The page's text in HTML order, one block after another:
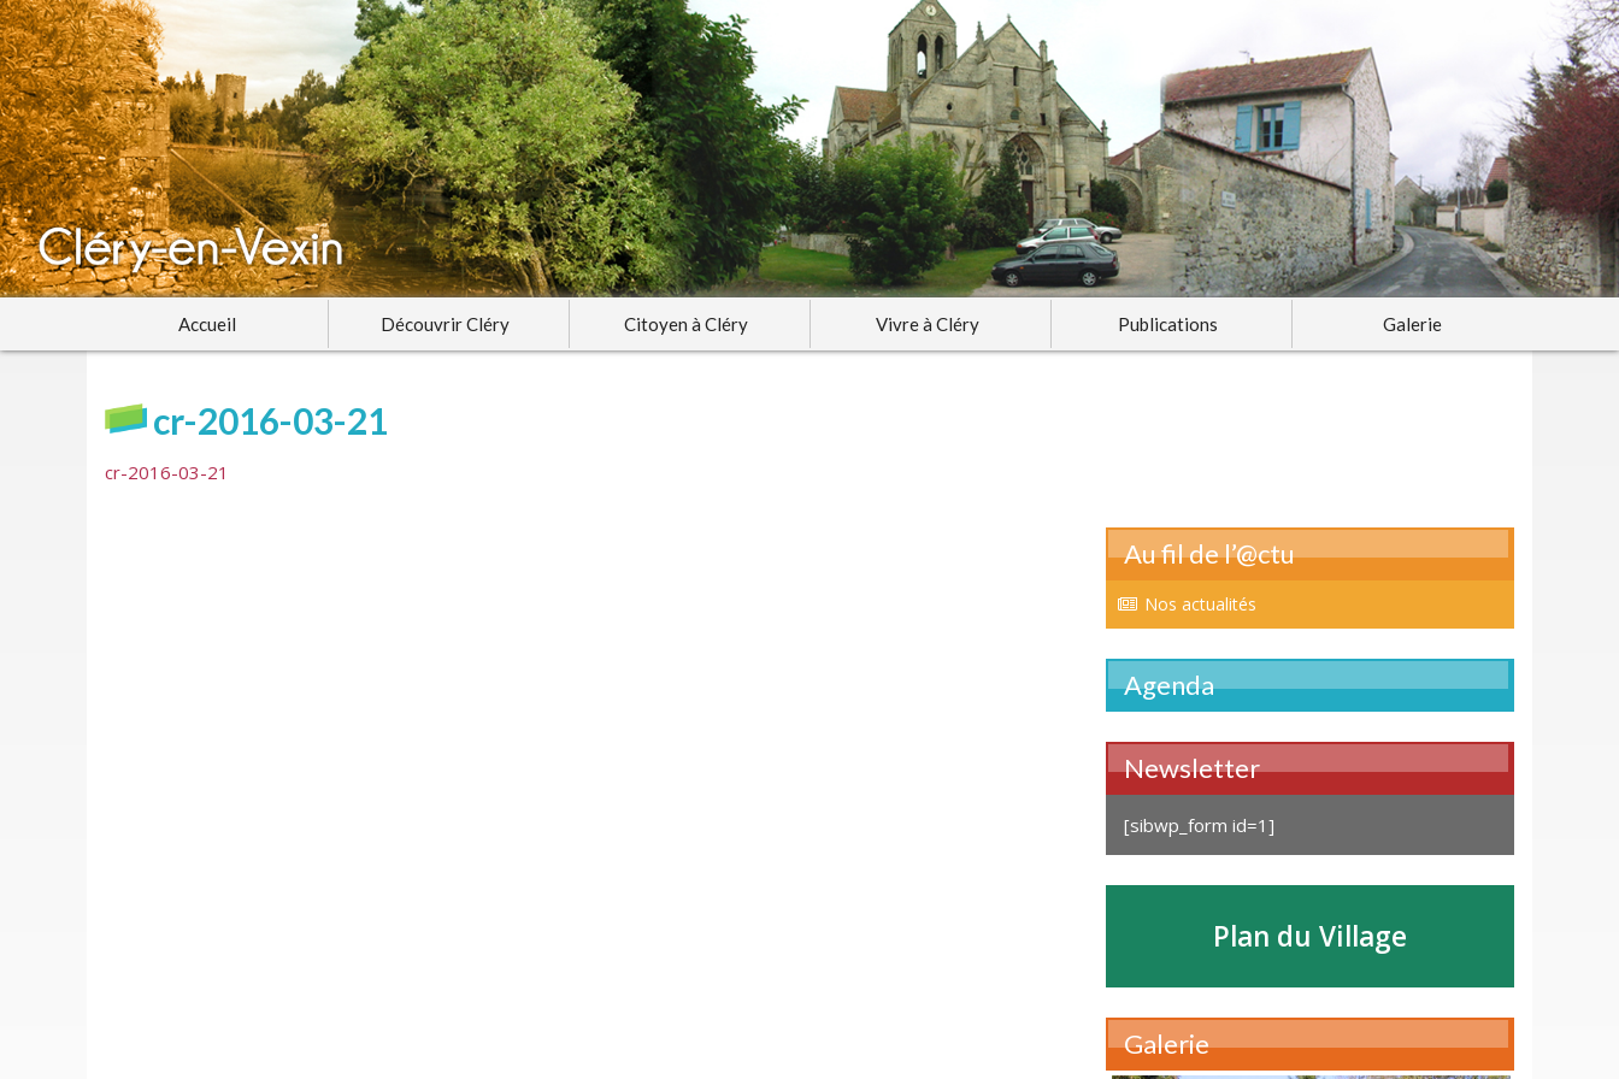
Accueil Découvrir Cléry Citoyen à Cléry Vivre à Cléry Publications Galerie
cr-2016-03-21
cr-2016-03-21
Au fil de l’@ctu
Nos actualités
Agenda
Newsletter
[sibwp_form id=1]
Plan du Village
Galerie